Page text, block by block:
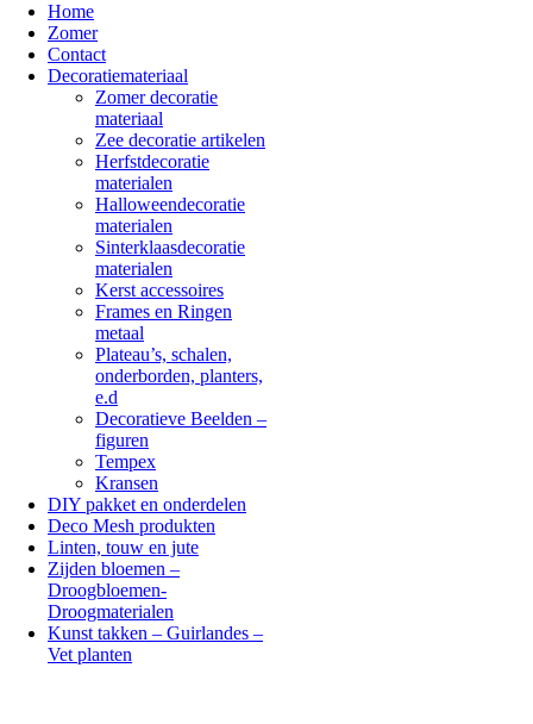
Home
Zomer
Contact
Decoratiemateriaal
Zomer decoratie
materiaal
Zee decoratie artikelen
Herfstdecoratie
materialen
Halloweendecoratie
materialen
Sinterklaasdecoratie
materialen
Kerst accessoires
Frames en Ringen
metaal
Plateau’s, schalen,
onderborden, planters,
e.d
Decoratieve Beelden –
figuren
Tempex
Kransen
DIY pakket en onderdelen
Deco Mesh produkten
Linten, touw en jute
Zijden bloemen –
Droogbloemen-
Droogmaterialen
Kunst takken – Guirlandes –
Vet planten